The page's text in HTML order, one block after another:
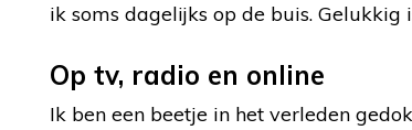
ik soms dagelijks op de buis. Gelukkig
Op tv, radio en online
Ik ben een beetje in het verleden